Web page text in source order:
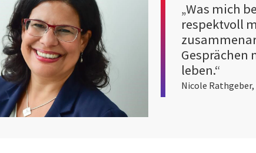
„Was mich
respektvoll
Gesprächen
leben.“
Nicole